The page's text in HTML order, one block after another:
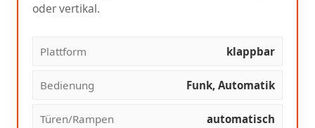
oder vertikal.
Plattform klappbar
Bedienung Funk, Automatik
Türen/Rampen automatisch